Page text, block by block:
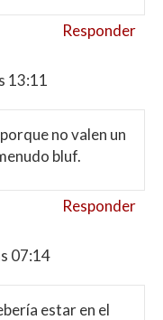
Responder
13:11
no valen un
bluf.
Responder
07:14
estar en el